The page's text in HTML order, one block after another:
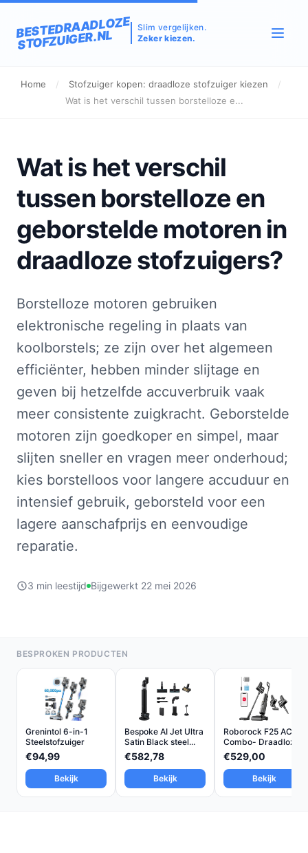
BESTEDRAADLOZE
STOFZUIGER.NL
Slim vergelijken.
Zeker kiezen.
Home / Stofzuiger kopen: draadloze stofzuiger kiezen
/
Wat is het verschil tussen borstelloze e...
Wat is het verschil
tussen borstelloze en
geborstelde motoren in
draadloze stofzuigers?
Borstelloze motoren gebruiken
elektronische regeling in plaats van
koolborstels; ze zijn over het algemeen
efficiënter, hebben minder slijtage en
geven bij hetzelfde accuverbruik vaak
meer consistente zuigkracht. Geborstelde
motoren zijn goedkoper en simpel, maar
slijten sneller en vragen meer onderhoud;
kies borstelloos voor langere accuduur en
intensief gebruik, geborsteld voor een
lagere aanschafprijs en eenvoudige
reparatie.
3 min leestijd Bijgewerkt 22 mei 2026
BESPROKEN PRODUCTEN
Grenintol 6-in-1
Steelstofzuiger
€94,99
Bekijk
Bespoke AI Jet Ultra
Satin Black steel...
€582,78
Bekijk
Roborock F25 ACE
Combo- Draadloze
Stee...
€529,00
Bekijk